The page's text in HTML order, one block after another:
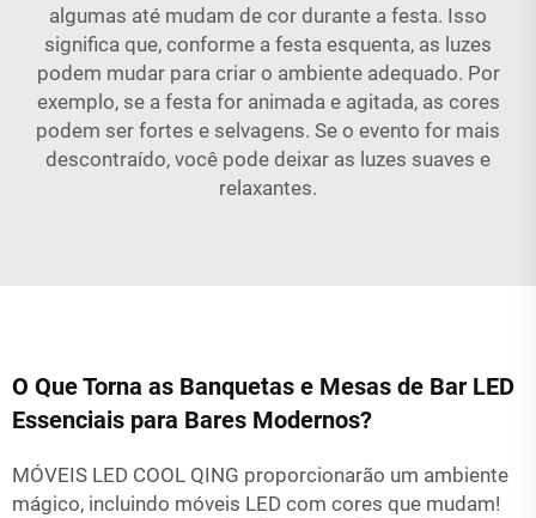
algumas até mudam de cor durante a festa. Isso
significa que, conforme a festa esquenta, as luzes
podem mudar para criar o ambiente adequado. Por
exemplo, se a festa for animada e agitada, as cores
podem ser fortes e selvagens. Se o evento for mais
descontraído, você pode deixar as luzes suaves e
relaxantes.
O Que Torna as Banquetas e Mesas de Bar LED
Essenciais para Bares Modernos?
MÓVEIS LED COOL QING proporcionarão um ambiente
mágico, incluindo móveis LED com cores que mudam!